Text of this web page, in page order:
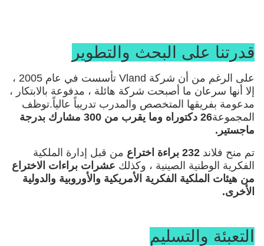
قدرتنا على البحث والتطوير
على الرغم من أن شركة Vland تأسست في عام 2005 ،
إلا أنها سرعان ما أصبحت شركة هائلة ، مدفوعة بالابتكار ،
مدعومة بفريقها المتخصص والمدرب تدريباً عالياً.توظف
المجموعة
26 دكتوراه وما يقرب من 300 مشارك بدرجة
ماجستير.
تم منح فلاند 232 براءة اختراع
من قبل إدارة الملكية
الفكرية الوطنية الصينية ، وكذلك عشرات براءات الاختراع
من هيئات الملكية الفكرية الأمريكية والأوروبية والدولية
الأخرى.
التعبئة والتسليم